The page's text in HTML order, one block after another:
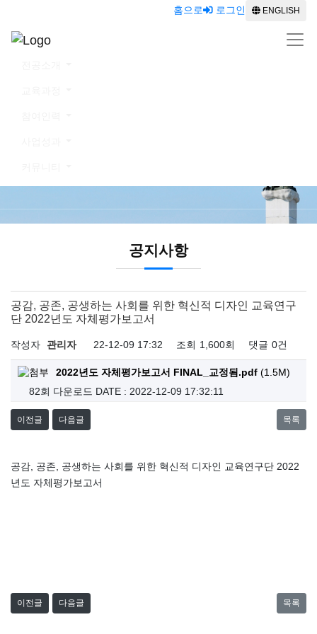
홈으로 로그인 ENGLISH
공지사항
공감, 공존, 공생하는 사회를 위한 혁신적 디자인 교육연구
단 2022년도 자체평가보고서
작성자 관리자 22-12-09 17:32 조회 1,600회 댓글 0건
2022년도 자체평가보고서 FINAL_교정됨.pdf (1.5M)
82회 다운로드 DATE : 2022-12-09 17:32:11
이전글 다음글 목록
공감, 공존, 공생하는 사회를 위한 혁신적 디자인 교육연구단 2022
년도 자체평가보고서
이전글 다음글 목록